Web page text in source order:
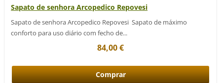
Sapato de senhora Arcopedico Repovesi
Sapato de senhora Arcopedico Repovesi Sapato de máximo
conforto para uso diário com fecho de...
84,00 €